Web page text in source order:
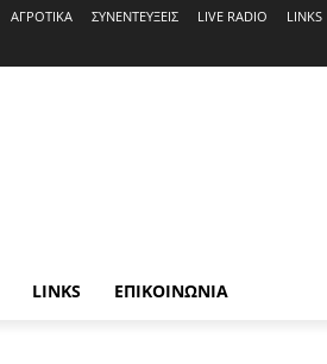
ΑΓΡΟΤΙΚΑ ΣΥΝΕΝΤΕΥΞΕΙΣ LIVE RADIO LINKS
LINKS ΕΠΙΚΟΙΝΩΝΙΑ